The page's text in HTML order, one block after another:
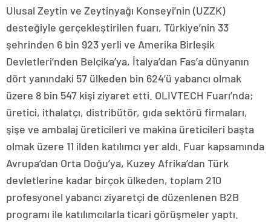
Ulusal Zeytin ve Zeytinyağı Konseyi’nin (UZZK)
desteğiyle gerçekleştirilen fuarı, Türkiye’nin 33
şehrinden 6 bin 923 yerli ve Amerika Birleşik
Devletleri’nden Belçika’ya, İtalya’dan Fas’a dünyanın
dört yanındaki 57 ülkeden bin 624’ü yabancı olmak
üzere 8 bin 547 kişi ziyaret etti. OLIVTECH Fuarı’nda;
üretici, ithalatçı, distribütör, gıda sektörü firmaları,
şişe ve ambalaj üreticileri ve makina üreticileri başta
olmak üzere 11 ilden katılımcı yer aldı. Fuar kapsamında
Avrupa’dan Orta Doğu’ya, Kuzey Afrika’dan Türk
devletlerine kadar birçok ülkeden, toplam 210
profesyonel yabancı ziyaretçi de düzenlenen B2B
programı ile katılımcılarla ticari görüşmeler yaptı.